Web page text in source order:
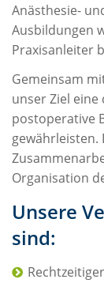
Anästhesie-
Ausbildungen
Praxisanleiter
Gemeinsam
unser Ziel
postoperative
Organisation
Unsere
sind: